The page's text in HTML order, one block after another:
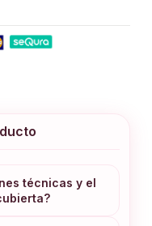
técnicas y el